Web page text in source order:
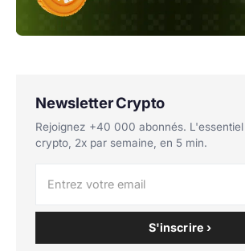
Newsletter Crypto
Rejoignez +40 000 abonnés.
crypto, 2x par semaine, en 5 min.
S'inscrire ›